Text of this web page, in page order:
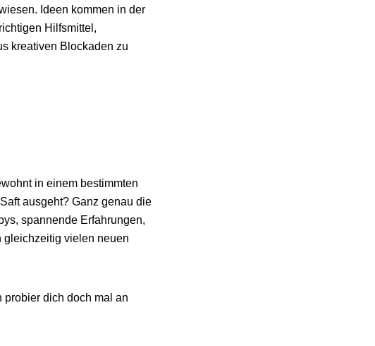
Ideen kommen in der
Hilfsmittel,
kreativen Blockaden zu
in einem bestimmten
ausgeht? Ganz genau die
spannende Erfahrungen,
gleichzeitig vielen neuen
probier dich doch mal an